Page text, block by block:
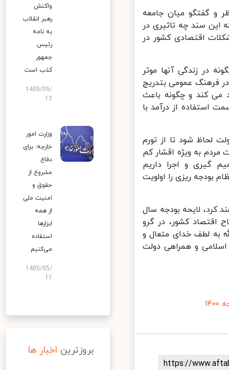
و گفتگو میان جامعه
سند چه تاثیری در
اقتصادی کشور در
در زندگی آنها موثر
فرهنگ عمومی بتدریج
می کند و چگونه باعث
از درآمد با
لحاظ شود تا از تورم
به ویژه اقشار کم
گیری و اجرا داریم
بودجه ریزی را اولویت
لایحه بودجه سال
کشور، در گرو
به لطف خدای متعال و
و همراهی دولت
https://
واکنش
رهبر انقلاب
به نامه
رئیس
جمهور
کذب است
1405/05/
13
وزارت امور
خارجه: برای
دفاع
مشروع از
حقوق و
امنیت ملی
از همه
ابزارها
استفاده
می‌کنیم
1405/05/
بروزترین اخبار ها